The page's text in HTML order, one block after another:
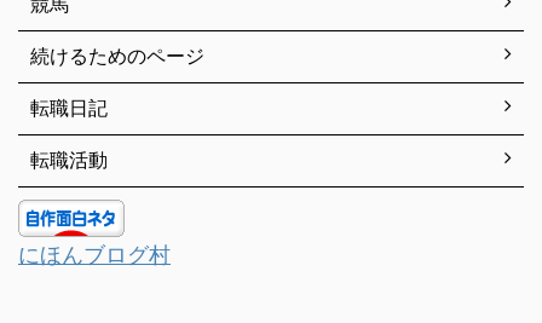
続けるためのページ
転職日記
転職活動
にほんブログ村